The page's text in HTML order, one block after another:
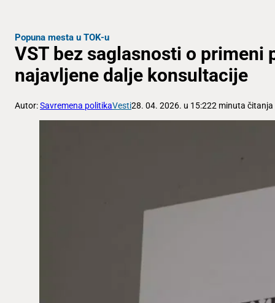
Popuna mesta u TOK-u
VST bez saglasnosti o
najavljene dalje konsultacije
Autor:Savremena politikaVesti28. 04. 2026. u 15:222 minuta čitanja